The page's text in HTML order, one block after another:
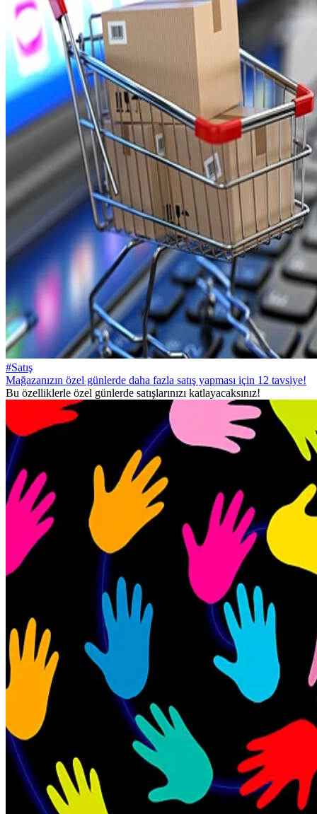
#Satış
Mağazanızın özel günlerde daha fazla satış yapması için 12 tavsiye!
Bu özelliklerle özel günlerde satışlarınızı katlayacaksınız!